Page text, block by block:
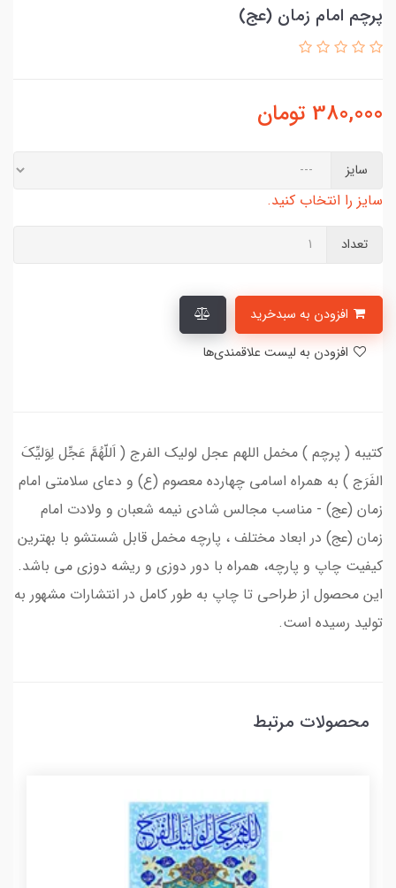
پرچم امام زمان (عج)
380,000 تومان
سایز
سایز را انتخاب کنید.
تعداد
کتیبه ( پرچم ) مخمل اللهم عجل لولیک الفرج ( اَللّهُمَّ عَجِّل لِوَلیِّکَ
الفَرَج ) به همراه اسامی چهارده معصوم (ع) و دعای سلامتی امام
زمان (عج) - مناسب مجالس شادی نیمه شعبان و ولادت امام
زمان (عج) در ابعاد مختلف ، پارچه مخمل قابل شستشو با بهترین
کیفیت چاپ و پارچه، همراه با دور دوزی و ریشه دوزی می باشد.
این محصول از طراحی تا چاپ به طور کامل در انتشارات مشهور به
تولید رسیده است.
محصولات مرتبط